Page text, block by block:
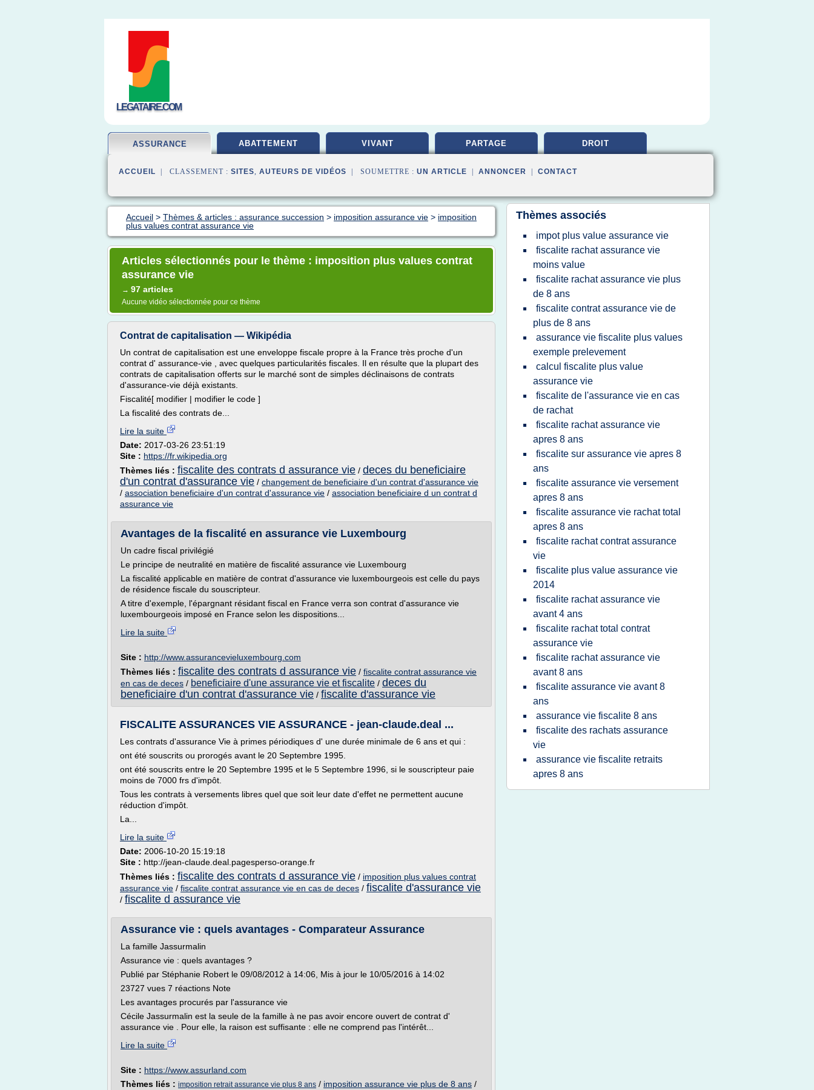
LEGATAIRE.COM
ASSURANCE ABATTEMENT VIVANT PARTAGE DROIT
ACCUEIL | CLASSEMENT : SITES, AUTEURS DE VIDÉOS | SOUMETTRE : UN ARTICLE ANNONCER CONTACT
Accueil > Thèmes & articles : assurance succession > imposition assurance vie > imposition
plus values contrat assurance vie
Articles sélectionnés pour le thème : imposition plus values contrat
assurance vie
→ 97 articles
Aucune vidéo sélectionnée pour ce thème
Contrat de capitalisation — Wikipédia
Un contrat de capitalisation est une enveloppe fiscale propre à la France très proche d'un
contrat d' assurance-vie , avec quelques particularités fiscales. Il en résulte que la plupart des
contrats de capitalisation offerts sur le marché sont de simples déclinaisons de contrats
d'assurance-vie déjà existants.
Fiscalité[ modifier | modifier le code ]
La fiscalité des contrats de...
Lire la suite
Date: 2017-03-26 23:51:19
Site : https://fr.wikipedia.org
Thèmes liés : fiscalite des contrats d assurance vie / deces du beneficiaire
d'un contrat d'assurance vie / changement de beneficiaire d'un contrat d'assurance vie
/ association beneficiaire d'un contrat d'assurance vie / association beneficiaire d un contrat d
assurance vie
Avantages de la fiscalité en assurance vie Luxembourg
Un cadre fiscal privilégié
Le principe de neutralité en matière de fiscalité assurance vie Luxembourg
La fiscalité applicable en matière de contrat d'assurance vie luxembourgeois est celle du pays
de résidence fiscale du souscripteur.
A titre d'exemple, l'épargnant résidant fiscal en France verra son contrat d'assurance vie
luxembourgeois imposé en France selon les dispositions...
Lire la suite
Site : http://www.assurancevieluxembourg.com
Thèmes liés : fiscalite des contrats d assurance vie / fiscalite contrat assurance vie
en cas de deces / beneficiaire d'une assurance vie et fiscalite / deces du
beneficiaire d'un contrat d'assurance vie / fiscalite d'assurance vie
FISCALITE ASSURANCES VIE ASSURANCE - jean-claude.deal ...
Les contrats d'assurance Vie à primes périodiques d' une durée minimale de 6 ans et qui :
ont été souscrits ou prorogés avant le 20 Septembre 1995.
ont été souscrits entre le 20 Septembre 1995 et le 5 Septembre 1996, si le souscripteur paie
moins de 7000 frs d'impôt.
Tous les contrats à versements libres quel que soit leur date d'effet ne permettent aucune
réduction d'impôt.
La...
Lire la suite
Date: 2006-10-20 15:19:18
Site : http://jean-claude.deal.pagesperso-orange.fr
Thèmes liés : fiscalite des contrats d assurance vie / imposition plus values contrat
assurance vie / fiscalite contrat assurance vie en cas de deces / fiscalite d'assurance vie
/ fiscalite d assurance vie
Assurance vie : quels avantages - Comparateur Assurance
La famille Jassurmalin
Assurance vie : quels avantages ?
Publié par Stéphanie Robert le 09/08/2012 à 14:06, Mis à jour le 10/05/2016 à 14:02
23727 vues 7 réactions Note
Les avantages procurés par l'assurance vie
Cécile Jassurmalin est la seule de la famille à ne pas avoir encore ouvert de contrat d'
assurance vie . Pour elle, la raison est suffisante : elle ne comprend pas l'intérêt...
Lire la suite
Site : https://www.assurland.com
Thèmes liés : imposition retrait assurance vie plus 8 ans / imposition assurance vie plus de 8 ans /
Thèmes associés
impot plus value assurance vie
fiscalite rachat assurance vie
moins value
fiscalite rachat assurance vie plus
de 8 ans
fiscalite contrat assurance vie de
plus de 8 ans
assurance vie fiscalite plus values
exemple prelevement
calcul fiscalite plus value
assurance vie
fiscalite de l'assurance vie en cas
de rachat
fiscalite rachat assurance vie
apres 8 ans
fiscalite sur assurance vie apres 8
ans
fiscalite assurance vie versement
apres 8 ans
fiscalite assurance vie rachat total
apres 8 ans
fiscalite rachat contrat assurance
vie
fiscalite plus value assurance vie
2014
fiscalite rachat assurance vie
avant 4 ans
fiscalite rachat total contrat
assurance vie
fiscalite rachat assurance vie
avant 8 ans
fiscalite assurance vie avant 8
ans
assurance vie fiscalite 8 ans
fiscalite des rachats assurance
vie
assurance vie fiscalite retraits
apres 8 ans